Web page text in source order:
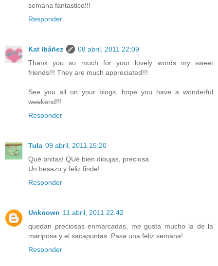
semana fantastico!!!
Responder
Kat Ibáñez
08 abril, 2011 22:09
Thank you so much for your lovely words my sweet
friends!!! They are much appreciated!!!
See you all on your blogs, hope you have a wonderful
weekend!!!
Responder
Tula 09 abril, 2011 15:20
Qué bnitas! QUé bien dibujas, preciosa.
Un besazo y feliz finde!
Responder
Unknown 11 abril, 2011 22:42
quedan preciosas enmarcadas, me gusta mucho la de la
mariposa y el sacapuntas. Pasa una feliz semana!
Responder